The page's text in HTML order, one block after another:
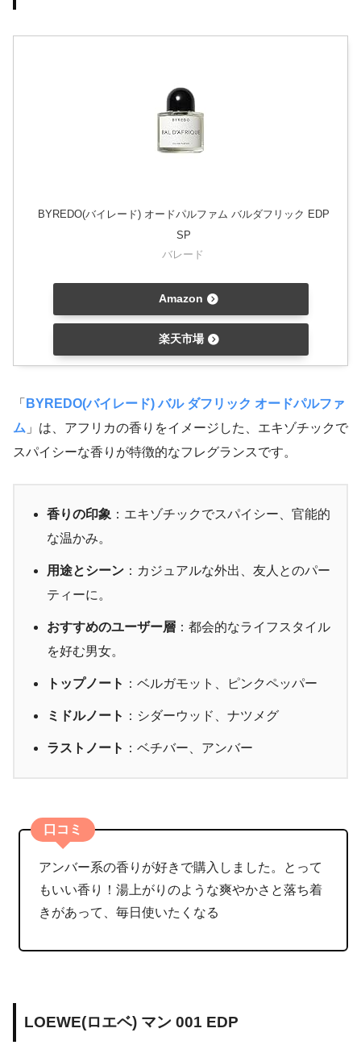
BYREDO(バイレード) オードパルファム バルダフリック EDP
SP
バレード
Amazon
楽天市場
「 BYREDO(バイレード) バル ダフリック オードパルファ
ム 」は、アフリカの香りをイメージした、エキゾチックで
スパイシーな香りが特徴的なフレグランスです。
香りの印象 ：エキゾチックでスパイシー、官能的
な温かみ。
用途とシーン ：カジュアルな外出、友人とのパー
ティーに。
おすすめのユーザー層 ：都会的なライフスタイル
を好む男女。
トップノート ：ベルガモット、ピンクペッパー
ミドルノート ：シダーウッド、ナツメグ
ラストノート ：ベチバー、アンバー
口コミ
アンバー系の香りが好きで購入しました。とって
もいい香り！湯上がりのような爽やかさと落ち着
きがあって、毎日使いたくなる
LOEWE(ロエベ) マン 001 EDP